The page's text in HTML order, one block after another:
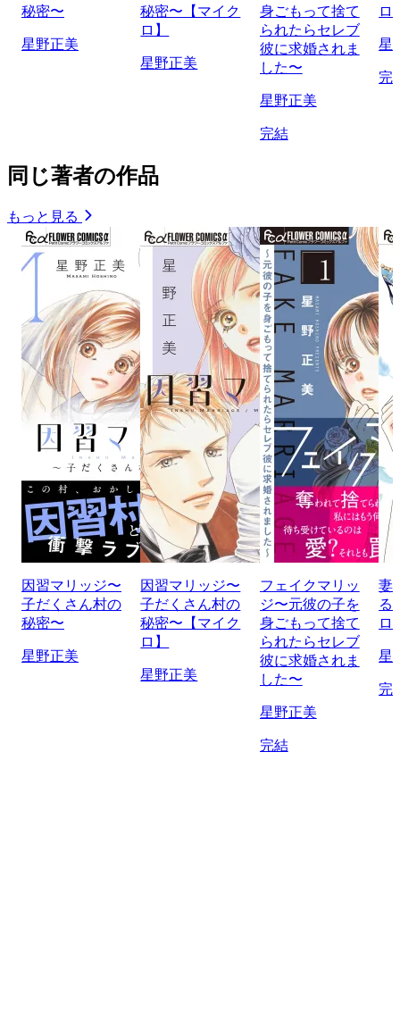
秘密〜
星野正美
秘密〜【マイク
ロ】
星野正美
身ごもって捨て
られたらセレブ
彼に求婚されま
した〜
星野正美
完結
ロ
星
完
同じ著者の作品
もっと見る
因習マリッジ〜
子だくさん村の
秘密〜
星野正美
因習マリッジ〜
子だくさん村の
秘密〜【マイク
ロ】
星野正美
フェイクマリッ
ジ〜元彼の子を
身ごもって捨て
られたらセレブ
彼に求婚されま
した〜
星野正美
完結
妻
る
ロ
星
完